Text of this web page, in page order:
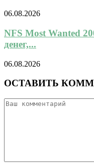
06.08.2026
NFS Most Wanted
денег,...
06.08.2026
ОСТАВИТЬ